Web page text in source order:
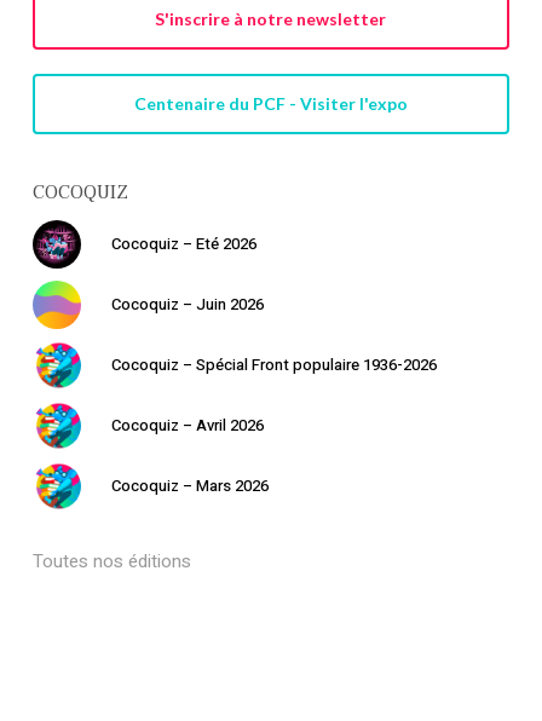
S'inscrire à notre newsletter
Centenaire du PCF - Visiter l'expo
COCOQUIZ
Cocoquiz – Eté 2026
Cocoquiz – Juin 2026
Cocoquiz – Spécial Front populaire 1936-2026
Cocoquiz – Avril 2026
Cocoquiz – Mars 2026
Toutes nos éditions